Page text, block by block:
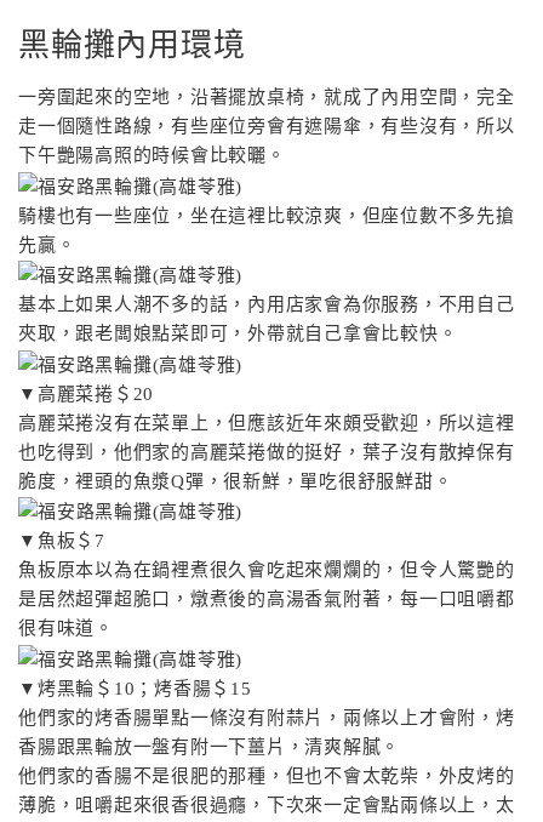
黑輪攤內用環境
一旁圍起來的空地，沿著擺放桌椅，就成了內用空間，完全
走一個隨性路線，有些座位旁會有遮陽傘，有些沒有，所以
下午艷陽高照的時候會比較曬。
騎樓也有一些座位，坐在這裡比較涼爽，但座位數不多先搶
先贏。
基本上如果人潮不多的話，內用店家會為你服務，不用自己
夾取，跟老闆娘點菜即可，外帶就自己拿會比較快。
▼高麗菜捲＄20
高麗菜捲沒有在菜單上，但應該近年來頗受歡迎，所以這裡
也吃得到，他們家的高麗菜捲做的挺好，葉子沒有散掉保有
脆度，裡頭的魚漿Q彈，很新鮮，單吃很舒服鮮甜。
▼魚板＄7
魚板原本以為在鍋裡煮很久會吃起來爛爛的，但令人驚艷的
是居然超彈超脆口，燉煮後的高湯香氣附著，每一口咀嚼都
很有味道。
▼烤黑輪＄10；烤香腸＄15
他們家的烤香腸單點一條沒有附蒜片，兩條以上才會附，烤
香腸跟黑輪放一盤有附一下薑片，清爽解膩。
他們家的香腸不是很肥的那種，但也不會太乾柴，外皮烤的
薄脆，咀嚼起來很香很過癮，下次來一定會點兩條以上，太